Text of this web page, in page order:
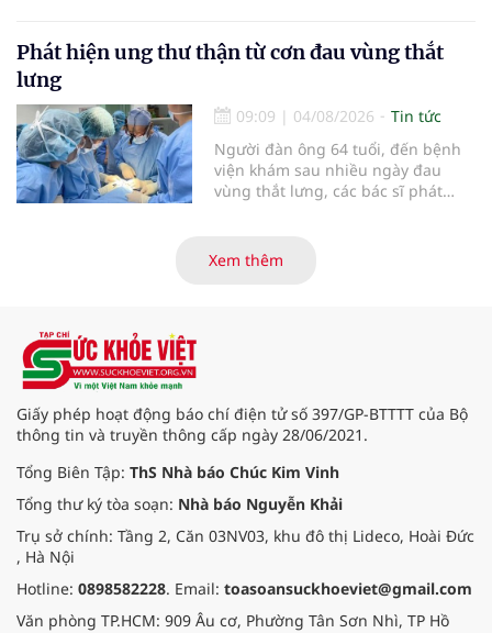
là những nội dung trọng tâm được
báo cáo tại Hội thảo khoa học cập
tiêu hóa - gan mật vừa diễn ra
ngày 1/8 tại Bệnh viện Đại học
quốc tế Hồng Bàng.
Phát hiện ung thư thận từ cơn đau vùng thắt
lưng
09:09 | 04/08/2026
Tin tức
Người đàn ông 64 tuổi, đến bệnh
viện khám sau nhiều ngày đau
vùng thắt lưng, các bác sĩ phát
biểu mô tế bào thận. Với khối u còn
ở giai đoạn sớm, người bệnh được
Xem thêm
Giấy phép hoạt động báo chí điện tử số 397/GP-BTTTT của Bộ
thông tin và truyền thông cấp ngày 28/06/2021.
Tổng Biên Tập: ThS Nhà báo Chúc Kim Vinh
Tổng thư ký tòa soạn: Nhà báo Nguyễn Khải
Trụ sở chính: Tầng 2, Căn 03NV03, khu đô thị Lideco, Hoài Đức
, Hà Nội
Hotline: 0898582228. Email: toasoansuckhoeviet@gmail.com
Văn phòng TP.HCM: 909 Âu cơ, Phường Tân Sơn Nhì, TP Hồ